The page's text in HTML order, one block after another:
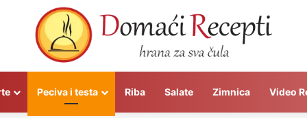
Peciva i testa Riba Salate Zimnica Video